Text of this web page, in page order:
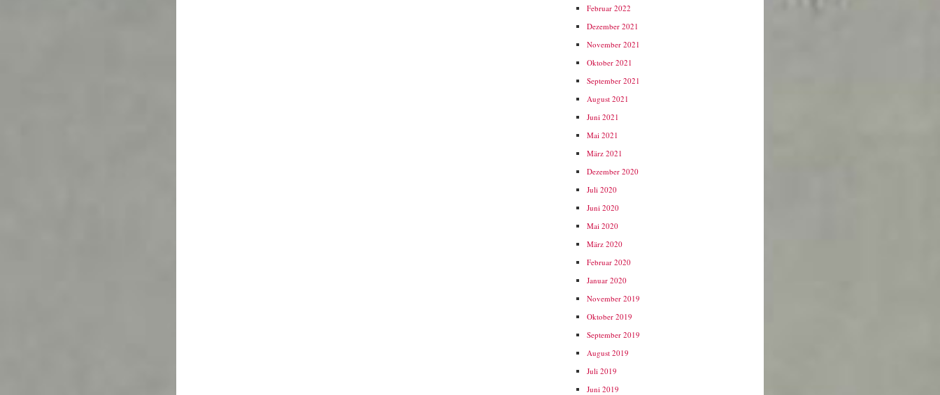
Februar 2022
Dezember 2021
November 2021
Oktober 2021
September 2021
August 2021
Juni 2021
Mai 2021
März 2021
Dezember 2020
Juli 2020
Juni 2020
Mai 2020
März 2020
Februar 2020
Januar 2020
November 2019
Oktober 2019
September 2019
August 2019
Juli 2019
Juni 2019